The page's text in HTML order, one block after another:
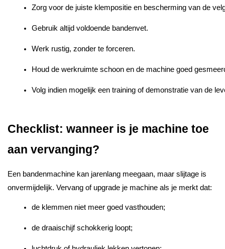
Zorg voor de juiste klempositie en bescherming van de
Gebruik altijd voldoende bandenvet.
Werk rustig, zonder te forceren.
Houd de werkruimte schoon en de machine goed
Volg indien mogelijk een training of demonstratie van de
Checklist: wanneer is je machine toe
aan vervanging?
Een bandenmachine kan jarenlang meegaan, maar slijtage is
onvermijdelijk. Vervang of upgrade je machine als je merkt dat:
de klemmen niet meer goed vasthouden;
de draaischijf schokkerig loopt;